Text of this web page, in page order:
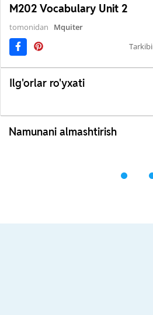
M202 Vocabulary Unit 2
tomonidan
Mquiter
Ilg'orlar ro'yxati
Namunani almashtirish